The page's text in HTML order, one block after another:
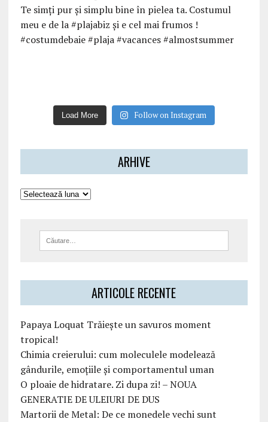
Load More Follow on Instagram
ARHIVE
ARTICOLE RECENTE
Papaya Loquat Trăiește un savuros moment
tropical!
Chimia creierului: cum moleculele modelează
gândurile, emoțiile și comportamentul uman
O ploaie de hidratare. Zi dupa zi! – NOUA
GENERATIE DE ULEIURI DE DUS
Martorii de Metal: De ce monedele vechi sunt